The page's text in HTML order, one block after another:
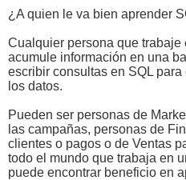
¿A quien le va bien aprender
Cualquier persona que trabaje
acumule información en una
escribir consultas en SQL
los datos.
Pueden ser personas de
las campañas, personas de
clientes o pagos o de Ventas
todo el mundo que trabaja en
puede encontrar beneficio en